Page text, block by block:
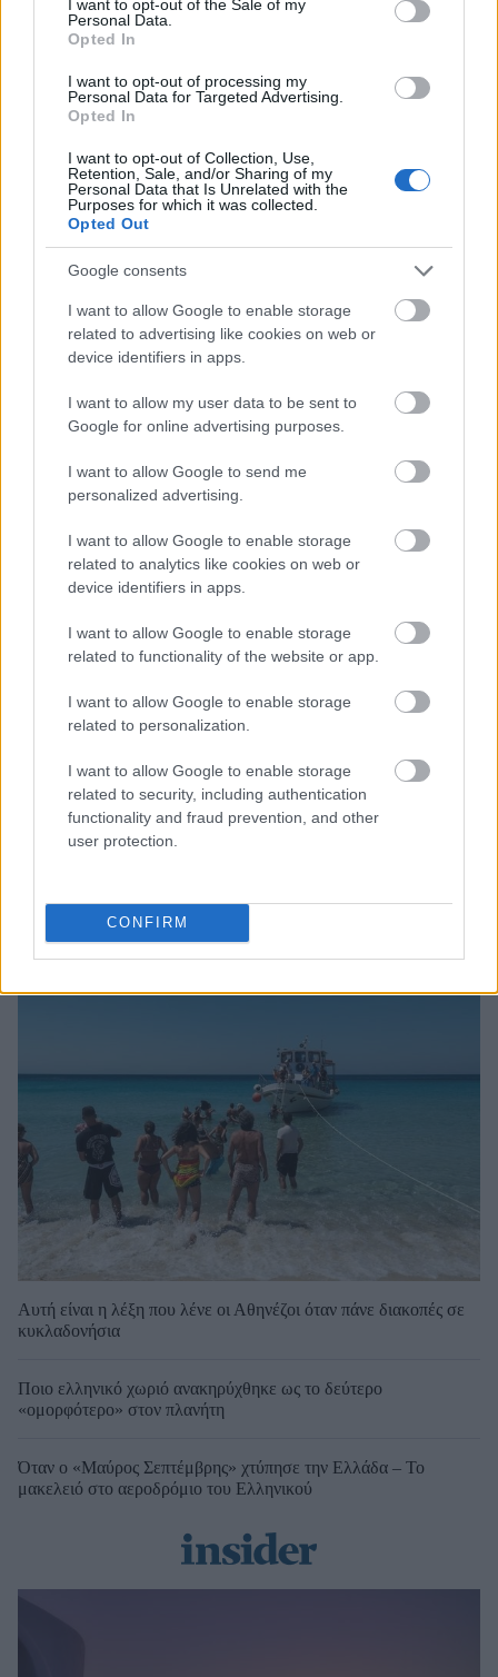
I want to opt-out of the Sale of my
Personal Data.
Opted In
I want to opt-out of processing my
Personal Data for Targeted Advertising.
Opted In
I want to opt-out of Collection, Use,
Retention, Sale, and/or Sharing of my
Personal Data that Is Unrelated with the
Purposes for which it was collected.
Opted Out
Google consents
I want to allow Google to enable storage
related to advertising like cookies on web or
device identifiers in apps.
I want to allow my user data to be sent to
Google for online advertising purposes.
I want to allow Google to send me
personalized advertising.
I want to allow Google to enable storage
related to analytics like cookies on web or
device identifiers in apps.
I want to allow Google to enable storage
related to functionality of the website or app.
I want to allow Google to enable storage
related to personalization.
I want to allow Google to enable storage
related to security, including authentication
functionality and fraud prevention, and other
user protection.
CONFIRM
BEST OF INTERNET
Λιβάι Γκαρσία - Παναθηναϊκός: Τα οικονομικά δεδομένα του
Νέντοβιτς για Γουόκαπ: «Είναι από τους πιο... βρώμικους
παίκτες της EuroLeague, αλλά τόσο καλό παιδί!»
Ολυμπιακός: Τελειώνει άμεσα του Μπραγκάντσα σύμφωνα με
Αυτή είναι η λέξη που λένε οι Αθηνέζοι όταν πάνε διακοπές σε
κυκλαδονήσια
Ποιο ελληνικό χωριό ανακηρύχθηκε ως το δεύτερο
«ομορφότερο» στον πλανήτη
Όταν ο «Μαύρος Σεπτέμβρης» χτύπησε την Ελλάδα – Το
μακελειό στο αεροδρόμιο του Ελληνικού